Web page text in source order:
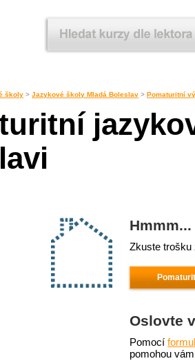
školy > Jazykové školy Mladá Boleslav > Pomaturitní
Zkuste trošku
Oslovte
Pomocí
pomohou